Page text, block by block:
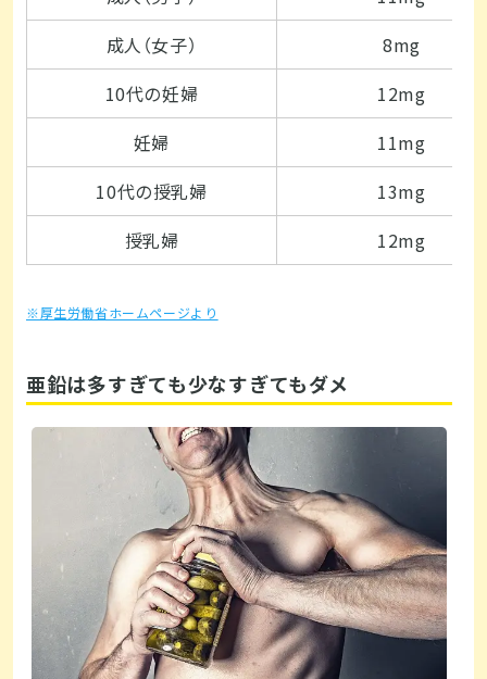
成人（女子）
8mg
10代の妊婦
12mg
妊婦
11mg
10代の授乳婦
13mg
授乳婦
12mg
※厚生労働省ホームページより
亜鉛は多すぎても少なすぎてもダメ